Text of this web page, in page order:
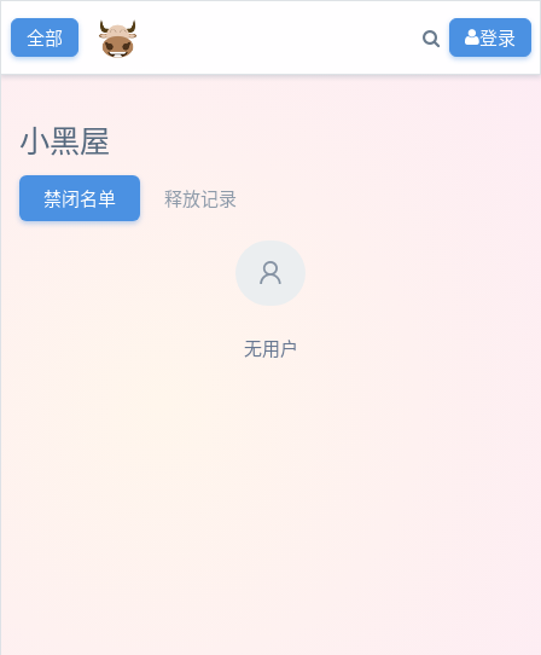
全部 登录
小黑屋
禁闭名单 释放记录
无用户